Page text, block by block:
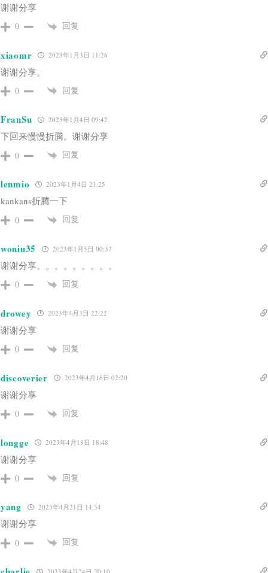
谢谢分享
0 回复
xiaomr 2023年1月3日 11:26
谢谢分享。
0 回复
FranSu 2023年1月4日 09:42
下回来慢慢折腾。谢谢分享
0 回复
lenmio 2023年1月4日 21:25
kankans折腾一下
0 回复
woniu35 2023年1月5日 00:37
谢谢分享。。。。。。。。。
0 回复
drowey 2023年4月3日 22:22
谢谢分享
0 回复
discoverier 2023年4月16日 02:20
谢谢分享
0 回复
longge 2023年4月18日 18:48
谢谢分享
0 回复
yang 2023年4月21日 14:34
谢谢分享
0 回复